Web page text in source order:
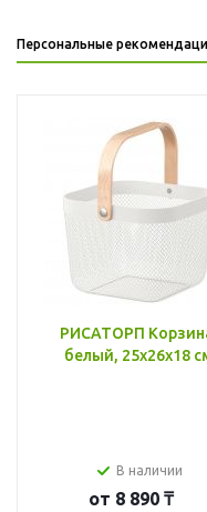
Персональные
РИСАТОРП
белый, 25x26x18
В наличии
от 8 890 ₸